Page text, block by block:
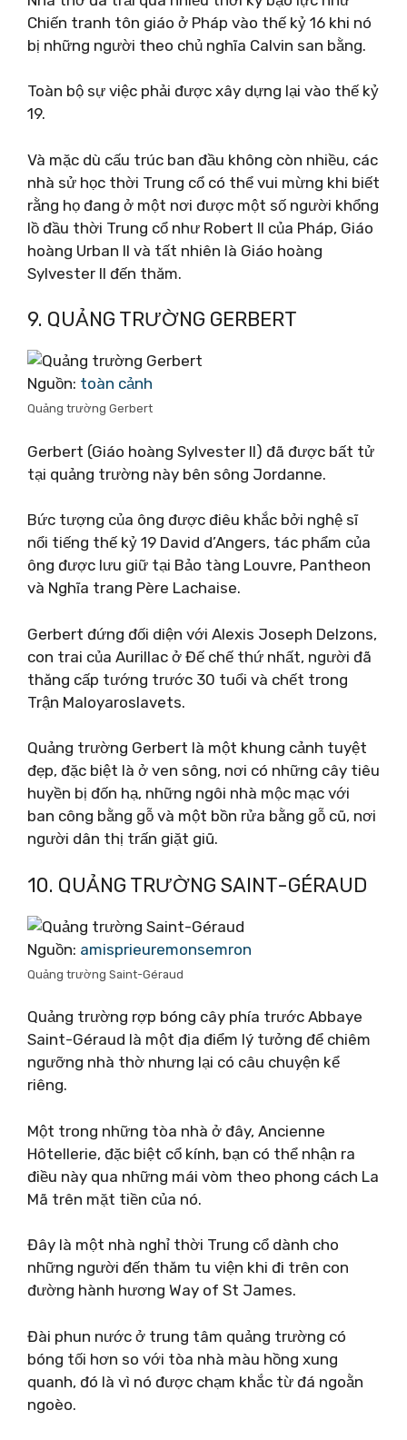
Chiến tranh tôn giáo ở Pháp vào thế kỷ 16 khi nó
bị những người theo chủ nghĩa Calvin san bằng.
Toàn bộ sự việc phải được xây dựng lại vào thế kỷ
19.
Và mặc dù cấu trúc ban đầu không còn nhiều, các
nhà sử học thời Trung cổ có thể vui mừng khi biết
rằng họ đang ở một nơi được một số người khổng
lồ đầu thời Trung cổ như Robert II của Pháp, Giáo
hoàng Urban II và tất nhiên là Giáo hoàng
Sylvester II đến thăm.
9. QUẢNG TRƯỜNG GERBERT
Nguồn: toàn cảnh
Quảng trường Gerbert
Gerbert (Giáo hoàng Sylvester II) đã được bất tử
tại quảng trường này bên sông Jordanne.
Bức tượng của ông được điêu khắc bởi nghệ sĩ
nổi tiếng thế kỷ 19 David d’Angers, tác phẩm của
ông được lưu giữ tại Bảo tàng Louvre, Pantheon
và Nghĩa trang Père Lachaise.
Gerbert đứng đối diện với Alexis Joseph Delzons,
con trai của Aurillac ở Đế chế thứ nhất, người đã
thăng cấp tướng trước 30 tuổi và chết trong
Trận Maloyaroslavets.
Quảng trường Gerbert là một khung cảnh tuyệt
đẹp, đặc biệt là ở ven sông, nơi có những cây tiêu
huyền bị đốn hạ, những ngôi nhà mộc mạc với
ban công bằng gỗ và một bồn rửa bằng gỗ cũ, nơi
người dân thị trấn giặt giũ.
10. QUẢNG TRƯỜNG SAINT-GÉRAUD
Nguồn: amisprieuremonsemron
Quảng trường Saint-Géraud
Quảng trường rợp bóng cây phía trước Abbaye
Saint-Géraud là một địa điểm lý tưởng để chiêm
ngưỡng nhà thờ nhưng lại có câu chuyện kể
riêng.
Một trong những tòa nhà ở đây, Ancienne
Hôtellerie, đặc biệt cổ kính, bạn có thể nhận ra
điều này qua những mái vòm theo phong cách La
Mã trên mặt tiền của nó.
Đây là một nhà nghỉ thời Trung cổ dành cho
những người đến thăm tu viện khi đi trên con
đường hành hương Way of St James.
Đài phun nước ở trung tâm quảng trường có
bóng tối hơn so với tòa nhà màu hồng xung
quanh, đó là vì nó được chạm khắc từ đá ngoằn
ngoèo.